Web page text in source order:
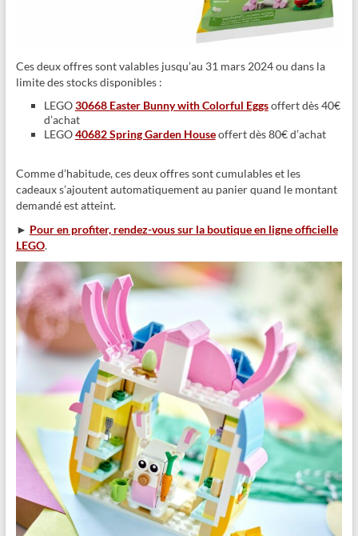
Ces deux offres sont valables jusqu’au 31 mars 2024 ou dans la
limite des stocks disponibles :
LEGO30668 Easter Bunny with Colorful Eggsoffert dès 40€
d’achat
LEGO40682 Spring Garden Houseoffert dès 80€ d’achat
Comme d’habitude, ces deux offres sont cumulables et les
cadeaux s’ajoutent automatiquement au panier quand le montant
demandé est atteint.
► Pour en profiter, rendez-vous sur la boutique en ligne officielle
LEGO.